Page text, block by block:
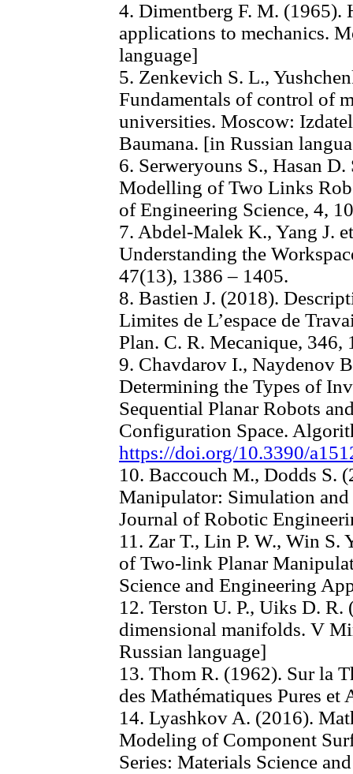
4. Dimentberg F. M. (1965).
applications to mechanics.
language]
5. Zenkevich S. L.,
Fundamentals of control of
universities. Moscow:
Baumana. [in Russian
6. Serweryouns S., Hasan
Modelling of Two Links
of Engineering Science, 4,
7. Abdel-Malek K., Yang J.
Understanding the
47(13), 1386 ‒ 1405.
8. Bastien J. (2018).
Limites de L’espace de
Plan. C. R. Mecanique, 346,
9. Chavdarov I., Naydenov
Determining the Types of
Sequential Planar Robots
Configuration Space.
https://doi.org/10.3390/
10. Baccouch M., Dodds S.
Manipulator: Simulation
Journal of Robotic
11. Zar T., Lin P. W., Win S.
of Two-link Planar
Science and Engineering
12. Terston U. P., Uiks D.
dimensional manifolds. V
Russian language]
13. Thom R. (1962). Sur la
des Mathématiques Pures
14. Lyashkov A. (2016).
Modeling of Component
Series: Materials Science